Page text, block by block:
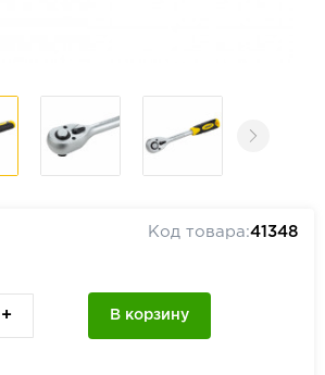
Код товара:41348
+ В корзину